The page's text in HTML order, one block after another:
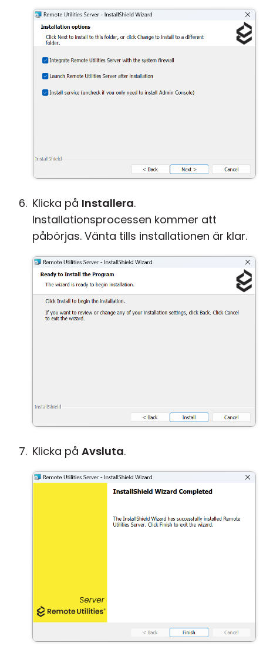
Klicka på Installera.
Installationsprocessen kommer att
påbörjas. Vänta tills installationen är klar.
Klicka på Avsluta.